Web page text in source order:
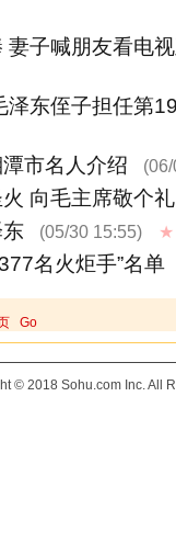
妻子喊朋友看电
泽东侄子担任第
市名人介绍
向毛主席敬个礼
(05/30 15:55) ★
名火炬手”名单
Go
© 2018 Sohu.com Inc. All